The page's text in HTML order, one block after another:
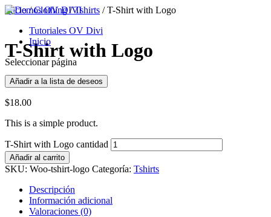
Tutoriales OV Divi
Inicio
Seleccionar página
Inicio/Clothing/Tshirts / T-Shirt with Logo
T-Shirt with Logo
Añadir a la lista de deseos
$18.00
This is a simple product.
T-Shirt with Logo cantidad
Añadir al carrito
SKU: Woo-tshirt-logo Categoría: Tshirts
Descripción
Información adicional
Valoraciones (0)